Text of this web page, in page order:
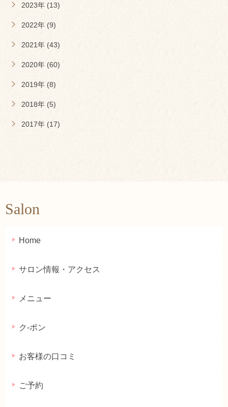
2023年 (13)
2022年 (9)
2021年 (43)
2020年 (60)
2019年 (8)
2018年 (5)
2017年 (17)
Salon
Home
サロン情報・アクセス
メニュー
ク-ポン
お客様の口コミ
ご予約